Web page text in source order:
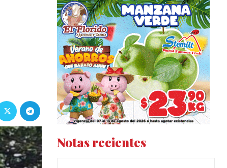
Notas recientes